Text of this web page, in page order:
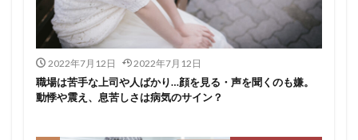
2022年7月12日 2022年7月12日
職場は苦手な上司や人ばかり…顔を見る・声を聞くのも嫌。
動悸や震え、息苦しさは病気のサイン？
40代
CE DYM就職
LITALICO仕事ナビ
MEDFit MT
OT
PTOT人材バンク
Re就活 RT
Simple株式会社
ST
インクル エージェント